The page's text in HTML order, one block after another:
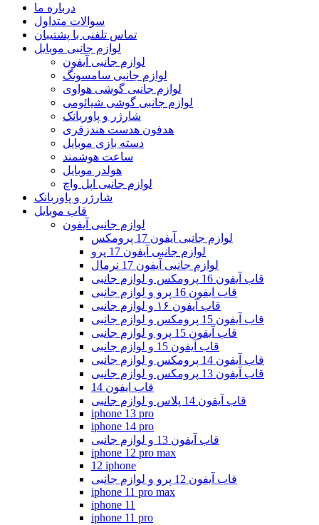
درباره ما
سوالات متداول
تماس تلفنی با پشتیبان
لوازم جانبی موبایل
لوازم جانبی آیفون
لوازم جانبی سامسونگ
لوازم جانبی گوشی هواوی
لوازم جانبی گوشی شیائومی
شارژر و پاوربانک
هدفون هدست هندزفری
دسته بازی موبایل
ساعت هوشمند
هولدر موبایل
لوازم جانبی اپل واچ
شارژر و پاوربانک
قاب موبایل
لوازم جانبی آیفون
لوازم جانبی آیفون 17 پرومکس
لوازم جانبی آیفون 17 پرو
لوازم جانبی آیفون 17 نرمال
قاب آیفون 16 پرومکس و لوازم جانبی
قاب ایفون 16 پرو و لوازم جانبی
قاب آیفون ۱۶ و لوازم جانبی
قاب آیفون 15 پرومکس و لوازم جانبی
قاب آیفون 15 پرو و لوازم جانبی
قاب آیفون 15 و لوازم جانبی
قاب آیفون 14 پرومکس و لوازم جانبی
قاب آیفون 13 پرومکس و لوازم جانبی
قاب ایفون 14
قاب آیفون 14 پلاس و لوازم جانبی
iphone 13 pro
iphone 14 pro
قاب آیفون 13 و لوازم جانبی
iphone 12 pro max
12 iphone
قاب آیفون 12 پرو و لوازم جانبی
iphone 11 pro max
iphone 11
iphone 11 pro